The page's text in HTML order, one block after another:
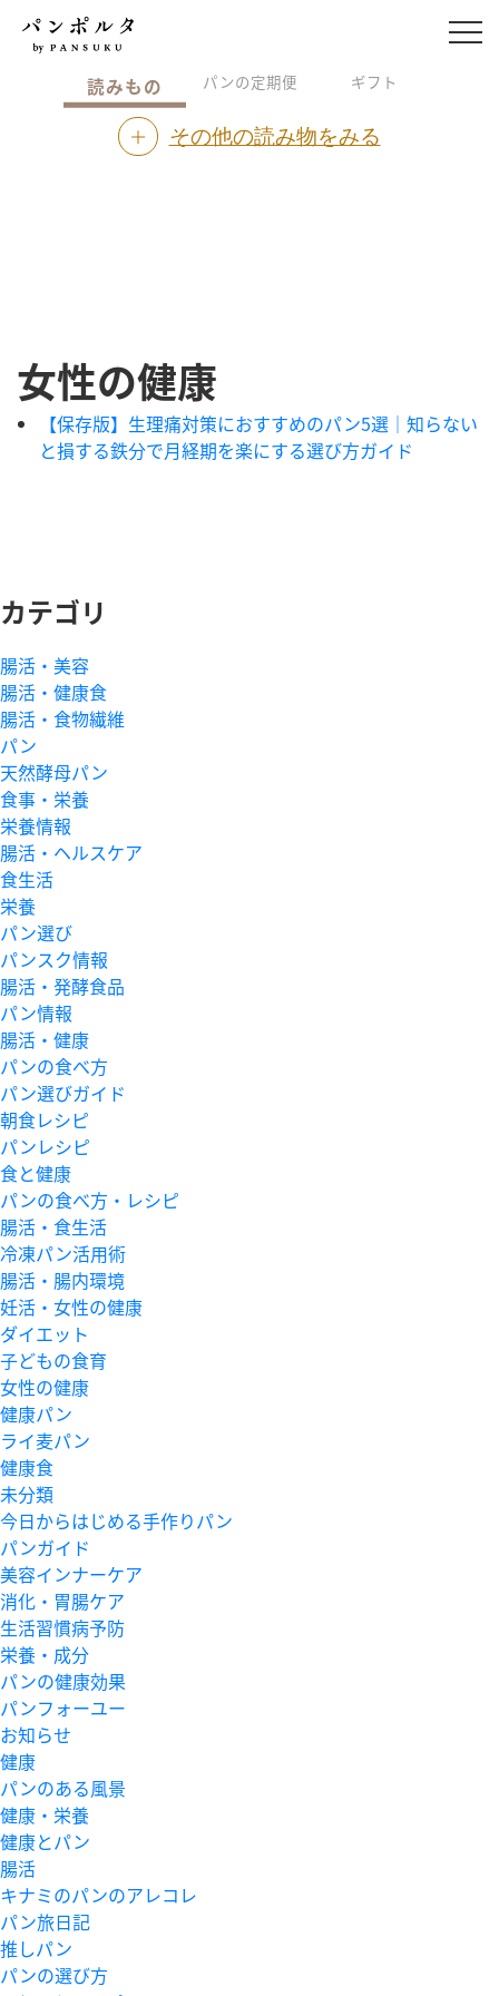
読みもの パンの定期便 ギフト
その他の読み物をみる
女性の健康
【保存版】生理痛対策におすすめのパン5選｜知らない
と損する鉄分で月経期を楽にする選び方ガイド
カテゴリ
腸活・美容
腸活・健康食
腸活・食物繊維
パン
天然酵母パン
食事・栄養
栄養情報
腸活・ヘルスケア
食生活
栄養
パン選び
パンスク情報
腸活・発酵食品
パン情報
腸活・健康
パンの食べ方
パン選びガイド
朝食レシピ
パンレシピ
食と健康
パンの食べ方・レシピ
腸活・食生活
冷凍パン活用術
腸活・腸内環境
妊活・女性の健康
ダイエット
子どもの食育
女性の健康
健康パン
ライ麦パン
健康食
未分類
今日からはじめる手作りパン
パンガイド
美容インナーケア
消化・胃腸ケア
生活習慣病予防
栄養・成分
パンの健康効果
パンフォーユー
お知らせ
健康
パンのある風景
健康・栄養
健康とパン
腸活
キナミのパンのアレコレ
パン旅日記
推しパン
パンの選び方